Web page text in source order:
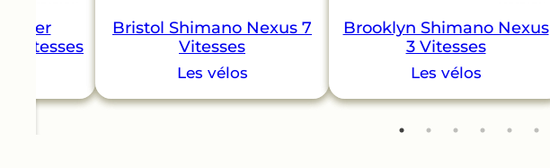
Vitesses
Bristol Shimano Nexus 7
Vitesses
Les vélos
Brooklyn Shimano Nexus
3 Vitesses
Les vélos